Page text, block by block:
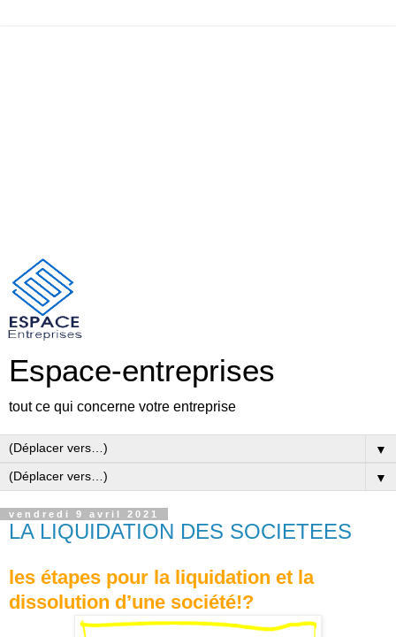
Espace-entreprises
tout ce qui concerne votre entreprise
▼
▼
vendredi 9 avril 2021
LA LIQUIDATION DES SOCIETEES
les étapes pour la liquidation et la
dissolution d’une société!?